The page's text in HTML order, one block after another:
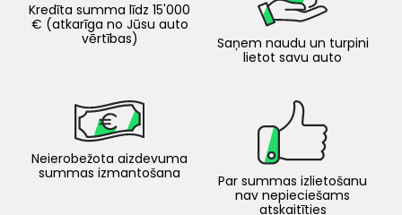
Kredīta summa līdz 15'000
€ (atkarīga no Jūsu auto
vērtības)
Saņem naudu un turpini
lietot savu auto
Neierobežota aizdevuma
summas izmantošana
Par summas izlietošanu
nav nepieciešams
atskaitīties